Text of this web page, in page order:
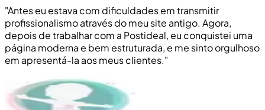
"Antes eu estava com dificuldades em transmitir
profissionalismo através do meu site antigo. Agora,
depois de trabalhar com a Postideal, eu conquistei uma
página moderna e bem estruturada, e me sinto orgulhoso
em apresentá-la aos meus clientes."